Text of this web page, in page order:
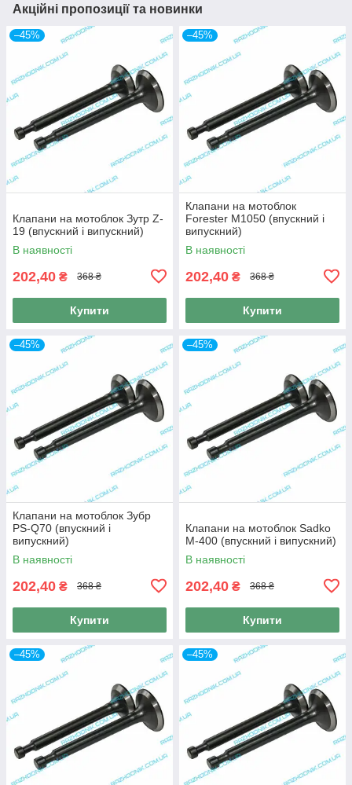
Акційні пропозиції та новинки
–45%
Клапани на мотоблок Зутр Z-
19 (впускний і випускний)
В наявності
202,40 ₴ 368 ₴
Купити
–45%
Клапани на мотоблок
Forester M1050 (впускний і
випускний)
В наявності
202,40 ₴ 368 ₴
Купити
–45%
Клапани на мотоблок Зубр
PS-Q70 (впускний і
випускний)
В наявності
202,40 ₴ 368 ₴
Купити
–45%
Клапани на мотоблок Sadko
M-400 (впускний і випускний)
В наявності
202,40 ₴ 368 ₴
Купити
–45% –45%